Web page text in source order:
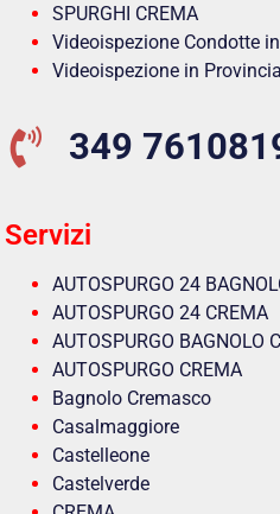
SPURGHI CREMA
Videoispezione Condotte
Videoispezione in
349
Servizi
AUTOSPURGO 24
AUTOSPURGO 24 CREMA
AUTOSPURGO BAGNOLO
AUTOSPURGO CREMA
Bagnolo Cremasco
Casalmaggiore
Castelleone
Castelverde